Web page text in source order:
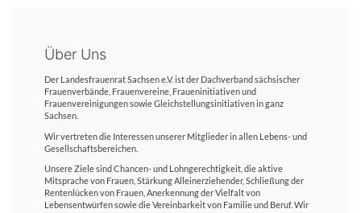
Über Uns
Der Landesfrauenrat Sachsen e.V. ist der Dachverband sächsischer
Frauenverbände, Frauenvereine, Fraueninitiativen und
Frauenvereinigungen sowie Gleichstellungsinitiativen in ganz
Sachsen.
Wir vertreten die Interessen unserer Mitglieder in allen Lebens- und
Gesellschaftsbereichen.
Unsere Ziele sind Chancen- und Lohngerechtigkeit, die aktive
Mitsprache von Frauen, Stärkung Alleinerziehender, Schließung der
Rentenlücken von Frauen, Anerkennung der Vielfalt von
Lebensentwürfen sowie die Vereinbarkeit von Familie und Beruf. Wir